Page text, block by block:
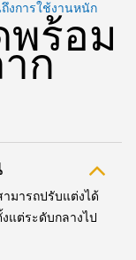
งการใช้งานหนัก
ร้อม
ก
ามารถปรับแต่งได้
แต่ระดับกลางไป